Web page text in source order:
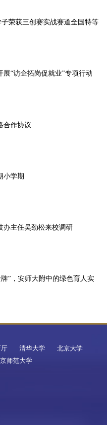
荣获三创赛实战赛道全国特等
“访企拓岗促就业”专项行动
合作协议
小学期
办主任吴劲松来校调研
牌”，安师大附中的绿色育人实
清华大学
北京大学
师范大学